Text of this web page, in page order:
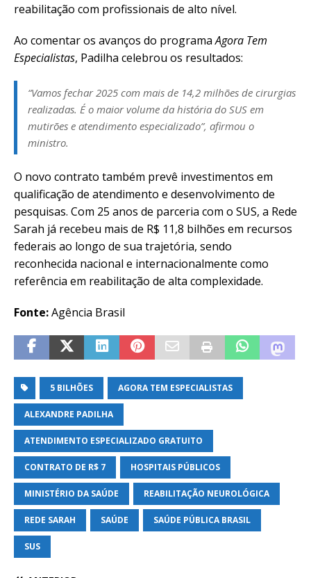
reabilitação com profissionais de alto nível.
Ao comentar os avanços do programaAgora Tem
Especialistas, Padilha celebrou os resultados:
“Vamos fechar 2025 com mais de 14,2 milhões de cirurgias
realizadas. É o maior volume da história do SUS em
mutirões e atendimento especializado”, afirmou o
ministro.
O novo contrato também prevê investimentos em
qualificação de atendimento e desenvolvimento de
pesquisas. Com 25 anos de parceria com o SUS, a Rede
Sarah já recebeu mais de R$ 11,8 bilhões em recursos
federais ao longo de sua trajetória, sendo
reconhecida nacional e internacionalmente como
referência em reabilitação de alta complexidade.
Fonte:Agência Brasil
5 BILHÕES AGORA TEM ESPECIALISTAS
ALEXANDRE PADILHA
ATENDIMENTO ESPECIALIZADO GRATUITO
CONTRATO DE R$ 7 HOSPITAIS PÚBLICOS
MINISTÉRIO DA SAÚDE REABILITAÇÃO NEUROLÓGICA
REDE SARAH SAÚDE SAÚDE PÚBLICA BRASIL
SUS